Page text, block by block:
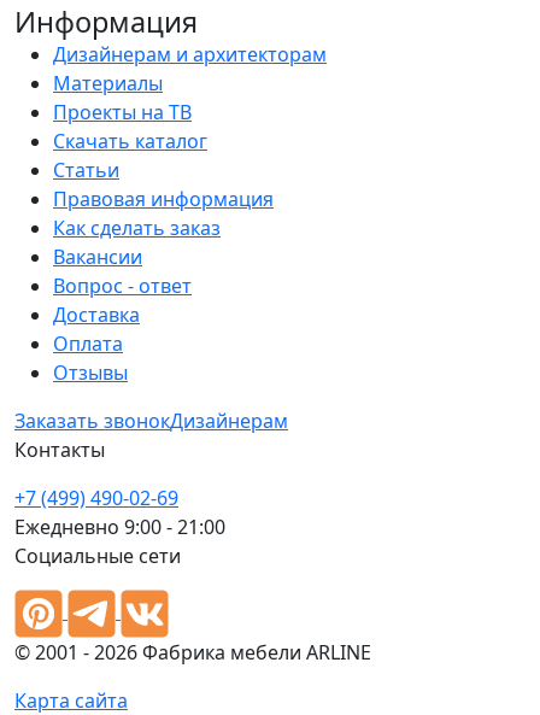
Информация
Дизайнерам и архитекторам
Материалы
Проекты на ТВ
Скачать каталог
Статьи
Правовая информация
Как сделать заказ
Вакансии
Вопрос - ответ
Доставка
Оплата
Отзывы
Заказать звонокДизайнерам
Контакты
+7 (499) 490-02-69
Ежедневно 9:00 - 21:00
Социальные сети
© 2001 - 2026 Фабрика мебели ARLINE
Карта сайта